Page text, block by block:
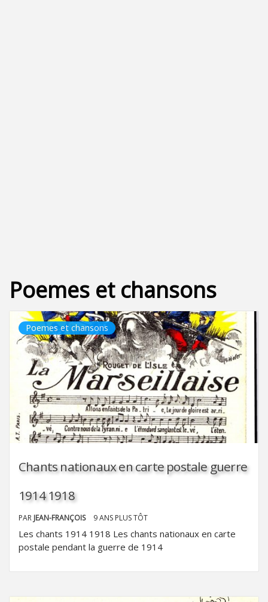
Poemes et chansons
Poemes et chansons
Chants nationaux en carte postale guerre
1914 1918
PAR JEAN-FRANÇOIS 9 ANS PLUS TÔT
Les chants 1914 1918 Les chants nationaux en carte
postale pendant la guerre de 1914